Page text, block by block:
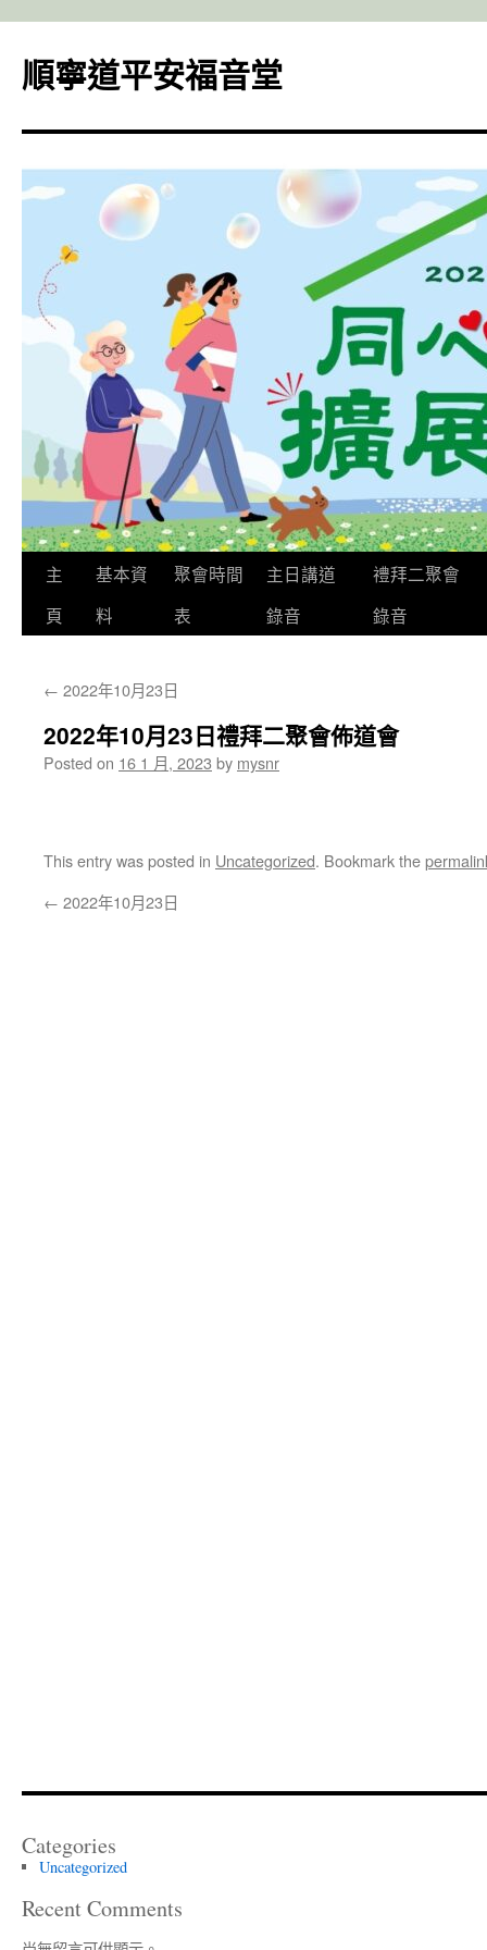
content
順寧道平安福音堂
主
頁
基本資
料
聚會時間
表
主日講道
錄音
禮拜二聚會
錄音
← 2022年10月23日
2022年10月23日禮拜二聚會佈道會
Posted on 16 1 月, 2023 by mysnr
This entry was posted in Uncategorized. Bookmark the
← 2022年10月23日
Categories
Uncategorized
Recent Comments